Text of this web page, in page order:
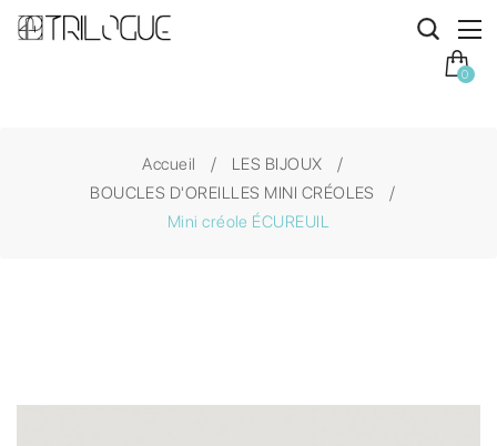
0
Accueil
LES BIJOUX
BOUCLES D'OREILLES MINI CRÉOLES
Mini créole ÉCUREUIL